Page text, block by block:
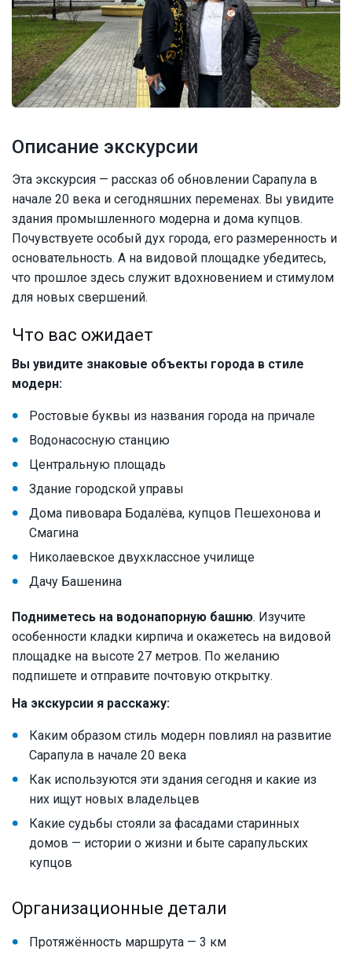
Описание экскурсии
Эта экскурсия — рассказ об обновлении Сарапула в
начале 20 века и сегодняшних переменах. Вы увидите
здания промышленного модерна и дома купцов.
Почувствуете особый дух города, его размеренность и
основательность. А на видовой площадке убедитесь,
что прошлое здесь служит вдохновением и стимулом
для новых свершений.
Что вас ожидает
Вы увидите знаковые объекты города в стиле
модерн:
Ростовые буквы из названия города на причале
Водонасосную станцию
Центральную площадь
Здание городской управы
Дома пивовара Бодалёва, купцов Пешехонова и
Смагина
Николаевское двухклассное училище
Дачу Башенина
Подниметесь на водонапорную башню. Изучите
особенности кладки кирпича и окажетесь на видовой
площадке на высоте 27 метров. По желанию
подпишете и отправите почтовую открытку.
На экскурсии я расскажу:
Каким образом стиль модерн повлиял на развитие
Сарапула в начале 20 века
Как используются эти здания сегодня и какие из
них ищут новых владельцев
Какие судьбы стояли за фасадами старинных
домов — истории о жизни и быте сарапульских
купцов
Организационные детали
Протяжённость маршрута — 3 км